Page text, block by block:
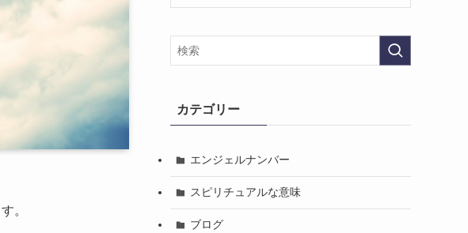
。
カテゴリー
エンジェルナンバー
スピリチュアルな意味
ブログ